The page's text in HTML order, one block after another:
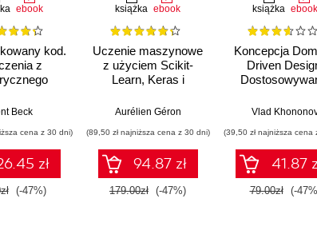
ebook
kod.
z
Beck
cena z 30 dni)
zł
(-47%)
książka ebook
Uczenie maszynowe
z użyciem Scikit-
Learn, Keras i
III
Aurélien Géron
(89,50 zł najniższa cena z 30 dni)
94.87 zł
179.00zł (-47%)
książka ebook
Koncepcja
Driven
do strategii
Vlad
(39,50 zł najniższa cena
41.87
79.00zł (-